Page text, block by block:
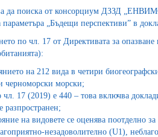
да поиска от консорциум ДЗЗД
параметъра „Бъдещи перспективи” в
по чл. 17 от Директивата за
на 212 вида в четири
черноморски морски;
17 (2019) е 440 – това включва
разпространен;
на видовете се оценява поотделно
незадоволително (U1),